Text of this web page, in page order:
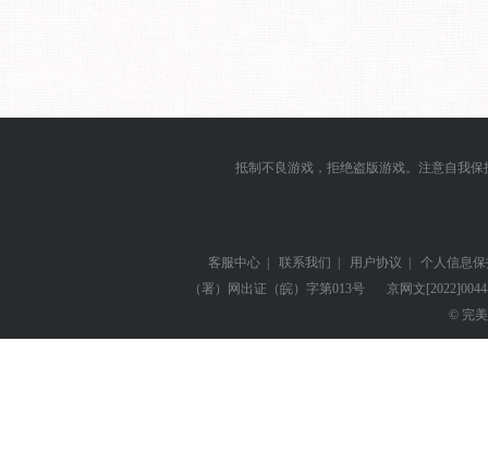
抵制不良游戏，拒绝盗版游戏。注意自我
客服中心 | 联系我们 | 用户协议 |
个人信息
（署）网出证（皖）字第013号
京网文
© 完美